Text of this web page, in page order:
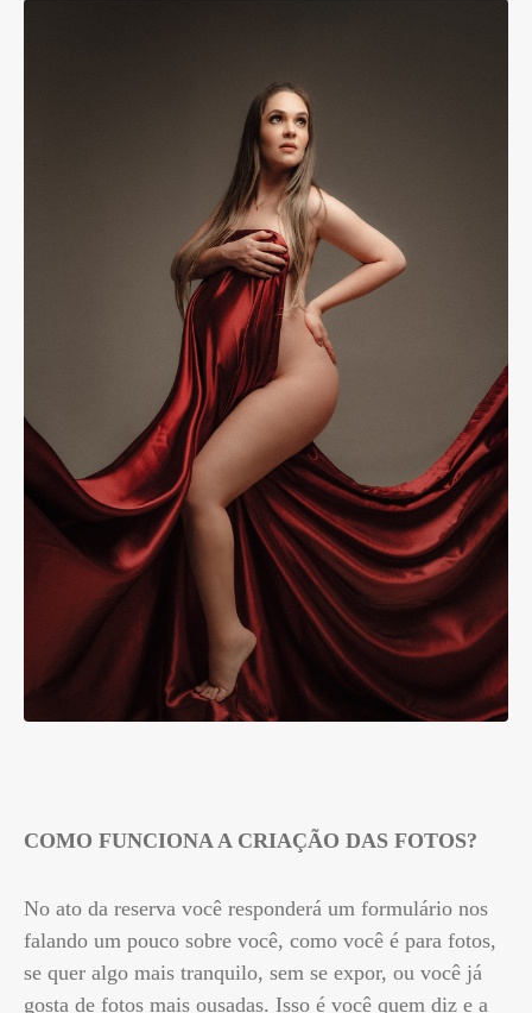
COMO FUNCIONA A CRIAÇÃO DAS FOTOS?
No ato da reserva você responderá um formulário nos
falando um pouco sobre você, como você é para fotos,
se quer algo mais tranquilo, sem se expor, ou você já
gosta de fotos mais ousadas. Isso é você quem diz e a